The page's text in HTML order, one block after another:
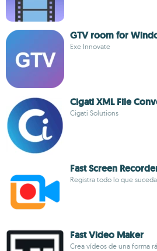
GTV room for
Exe Innovate
Cigati XML File
Cigati Solutions
Fast Screen
Registra todo lo que
Fast Video Maker
Crea vídeos de una forma